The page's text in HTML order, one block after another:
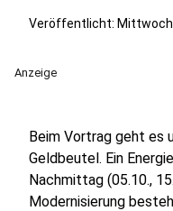
Veröffentlicht:
Anzeige
Beim Vortrag geht es
Geldbeutel. Ein
Nachmittag (05.10.,
Modernisierung